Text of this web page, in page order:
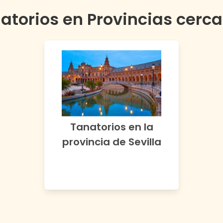
en Provincias
Tanatorios en la
provincia de Sevilla